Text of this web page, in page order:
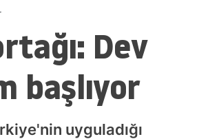
Dev
başlıyor
uyguladığı